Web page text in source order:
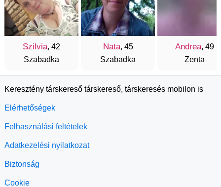
Szilvia, 42
Szabadka
Nata, 45
Szabadka
Andrea, 49
Zenta
Keresztény társkereső társkereső, társkeresés mobilon is
Elérhetőségek
Felhasználási feltételek
Adatkezelési nyilatkozat
Biztonság
Cookie